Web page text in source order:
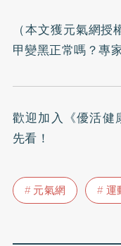
（本文獲元氣網授
甲變黑正常嗎？專
歡迎加入 《優活
先看！
元氣網 運